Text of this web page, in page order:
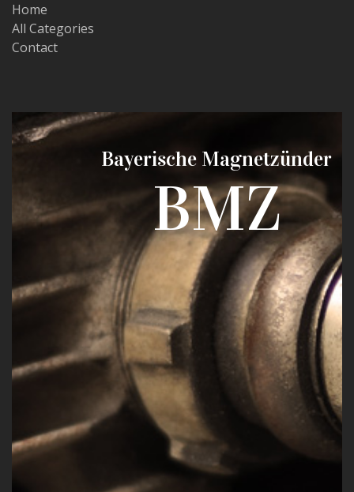
Home
All Categories
Contact
Bayerische Magnetzünder
BMZ